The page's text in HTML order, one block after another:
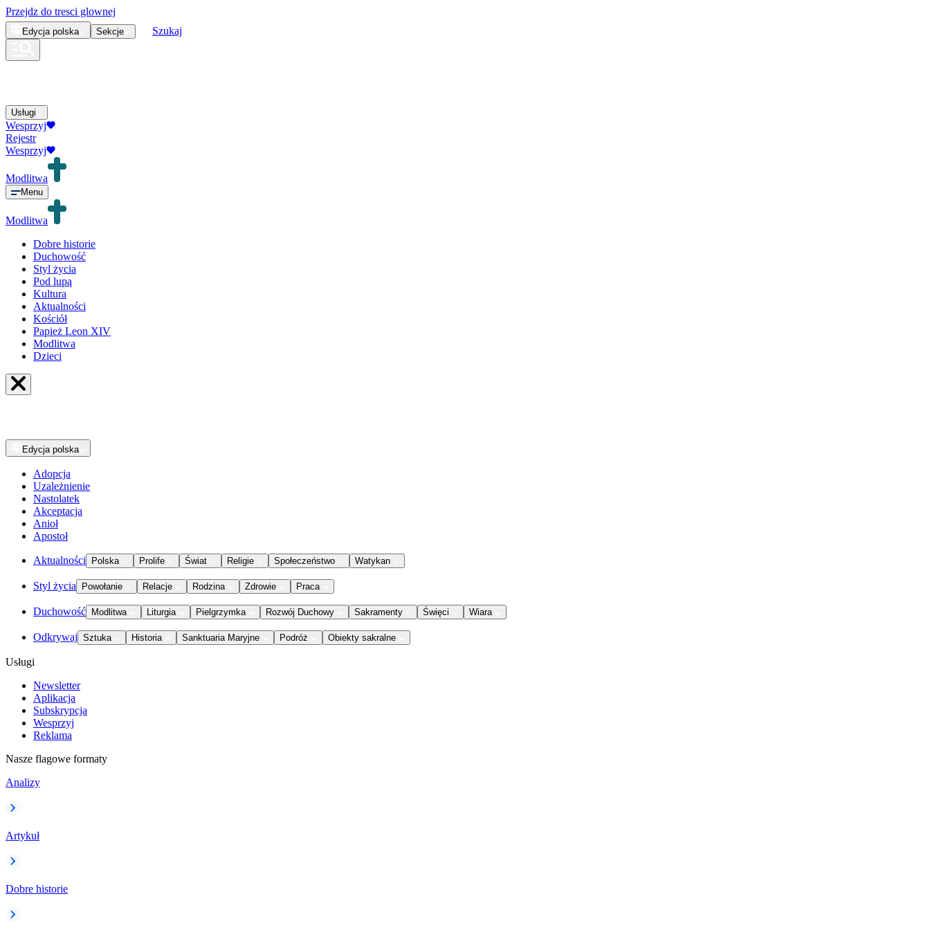
Przejdz do tresci glownej
Edycja polska Sekcje Szukaj
Usługi
Wesprzyj
Rejestr
Wesprzyj
Modlitwa
Menu
Modlitwa
Dobre historie
Duchowość
Styl życia
Pod lupą
Kultura
Aktualności
Kościół
Papież Leon XIV
Modlitwa
Dzieci
Edycja polska
Adopcja
Uzależnienie
Nastolatek
Akceptacja
Anioł
Apostoł
Aktualności Polska Prolife Świat Religie Społeczeństwo Watykan
Styl życia Powołanie Relacje Rodzina Zdrowie Praca
Duchowość Modlitwa Liturgia Pielgrzymka Rozwój Duchowy Sakramenty Święci Wiara
Odkrywaj Sztuka Historia Sanktuaria Maryjne Podróż Obiekty sakralne
Usługi
Newsletter
Aplikacja
Subskrypcja
Wesprzyj
Reklama
Nasze flagowe formaty
Analizy
Artykuł
Dobre historie